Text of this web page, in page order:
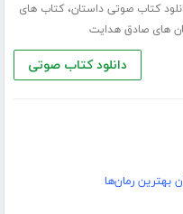
کتاب صوتی داستان،کتاب های
های صادق هدایت
دانلود کتاب صوتی
بهترین رمان‌ها